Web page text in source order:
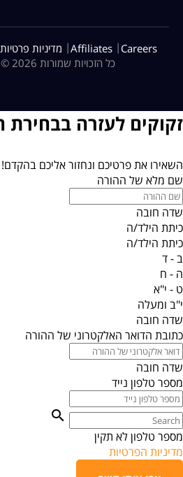
כל הזכויות שמורות 2026 ©
מדיניות פרטיות |Affiliates | Careers
זקוקים לעזרה בבחירת
השאירו את פרטיכם ונחזור אליכם בהקדם!
שם מלא של ההורה
שדה חובה
כיתת הילד/ה
כיתת הילד/ה
ב - ד
ה - ח
ט - י"א
י"ב ומעלה
שדה חובה
כתובת הדואר האלקטרוני של ההורה
שדה חובה
מספר טלפון נייד
מספר טלפון לא תקין
מדיניות הפרטיות